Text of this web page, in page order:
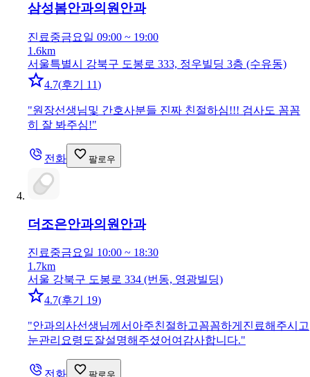
삼성봄안과의원안과
진료중금요일 09:00 ~ 19:00
1.6km
서울특별시 강북구 도봉로 333, 정우빌딩 3층 (수유동)
4.7(후기 11)
"원장선생님및 간호사분들 진짜 친절하심!!! 검사도 꼼꼼
히 잘 봐주심!"
전화 팔로우
더조은안과의원 안과
진료중금요일 10:00 ~ 18:30
1.7km
서울 강북구 도봉로 334 (번동, 영광빌딩)
4.7(후기 19)
"안과의사선생님께서아주친절하고꼼꼼하게진료해주시고
눈관리요령도잘설명해주셨어여감사합니다."
전화 팔로우